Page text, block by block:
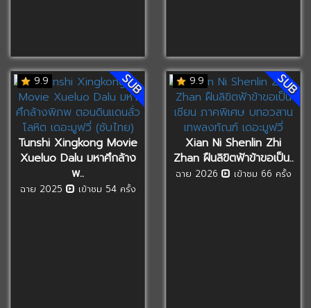
9.9 SUB
Tunshi Xingkong Movie
Xueluo Dalu มหาศึกล้าง
พ..
ฉาย 2025 เข้าชม 54 ครั้ง
9.9 SUB
Xian Ni Shenlin Zhi
Zhan ฝืนลิขิตฟ้าข้าขอเป็น..
ฉาย 2026 เข้าชม 66 ครั้ง